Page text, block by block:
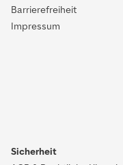
Barrierefreiheit
Impressum
Sicherheit